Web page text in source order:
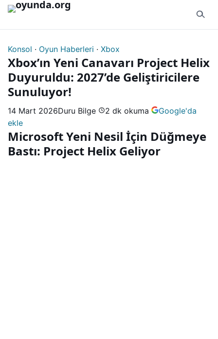
İçeriğe geç
Konsol · Oyun Haberleri · Xbox
Xbox’ın Yeni Canavarı Project Helix
Duyuruldu: 2027’de Geliştiricilere
Sunuluyor!
14 Mart 2026Duru Bilge 2 dk okuma
Google'da
ekle
Microsoft Yeni Nesil İçin Düğmeye
Bastı: Project Helix Geliyor